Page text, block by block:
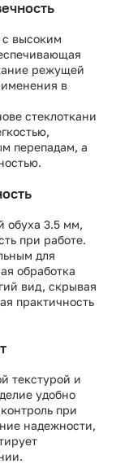
с высоким
режущей
в
стеклоткани
перепадам, а
обуха 3.5 мм,
при работе.
для
обработка
вид, скрывая
практичность
текстурой и
удобно
при
надежности,